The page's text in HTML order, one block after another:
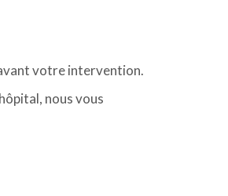
votre intervention.
nous vous